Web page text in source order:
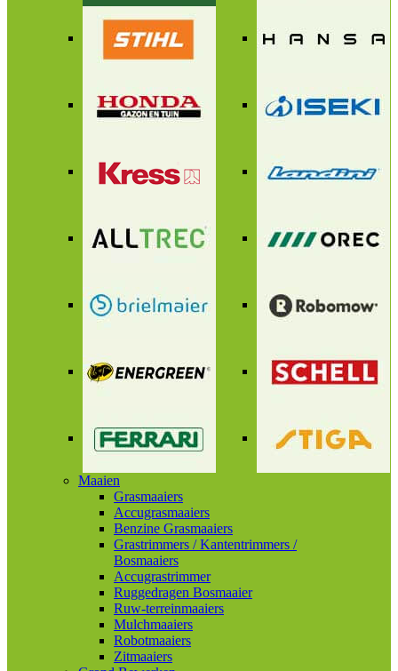
Maaien
Grasmaaiers
Accugrasmaaiers
Benzine Grasmaaiers
Grastrimmers / Kantentrimmers /
Bosmaaiers
Accugrastrimmer
Ruggedragen Bosmaaier
Ruw-terreinmaaiers
Mulchmaaiers
Robotmaaiers
Zitmaaiers